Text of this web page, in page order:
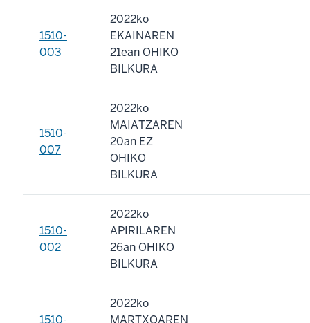
1510-
003
2022ko
EKAINAREN
21ean OHIKO
BILKURA
1510-
007
2022ko
MAIATZAREN
20an EZ
OHIKO
BILKURA
1510-
002
2022ko
APIRILAREN
26an OHIKO
BILKURA
2022ko